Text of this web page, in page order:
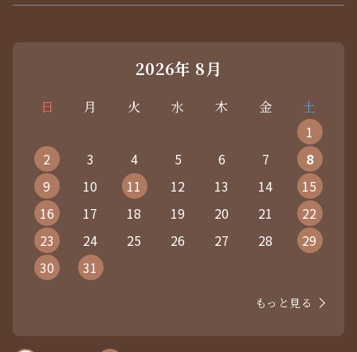
2026年 8月
日 月 火 水 木 金 土
1
2
3 4 5 6 7
8
9
10 11 12 13 14
15
16
17 18 19 20 21
22
23
24 25 26 27 28
29
30
31
もっと見る